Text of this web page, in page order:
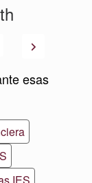
Siguiente
esas
IES